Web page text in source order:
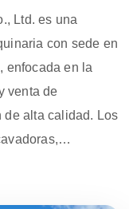
Ltd. es una
con sede en
enfocada en la
venta de
de alta calidad. Los